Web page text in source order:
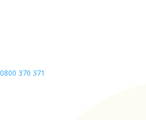
0800 370 371